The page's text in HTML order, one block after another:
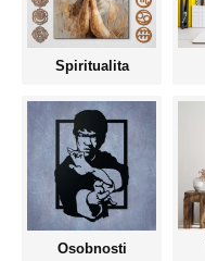
Spiritualita
Osobnosti